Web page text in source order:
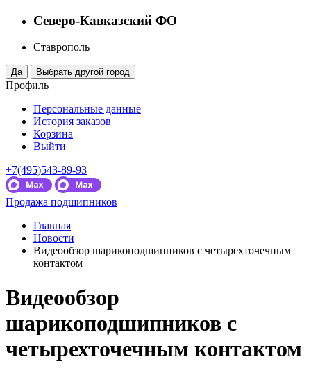
Северо-Кавказский ФО
Ставрополь
Профиль
Персональные данные
История заказов
Корзина
Выйти
+7(495)543-89-93
Продажа подшипников
Главная
Новости
Видеообзор шарикоподшипников с четырехточечным
контактом
Видеообзор
шарикоподшипников с
четырехточечным контактом